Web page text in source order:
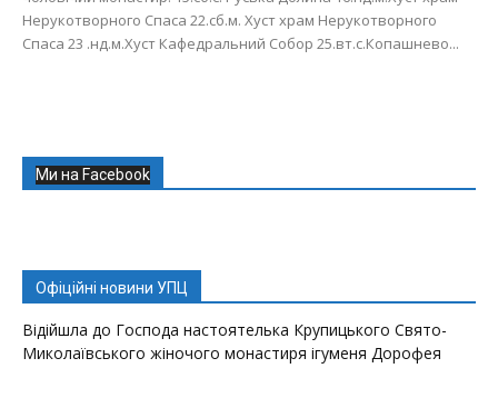
Нерукотворного Спаса 22.сб.м. Хуст храм Нерукотворного
Спаса 23 .нд.м.Хуст Кафедральний Собор 25.вт.с.Копашнево...
Ми на Facebook
Офіційні новини УПЦ
Відійшла до Господа настоятелька Крупицького Свято-
Миколаївського жіночого монастиря ігуменя Дорофея